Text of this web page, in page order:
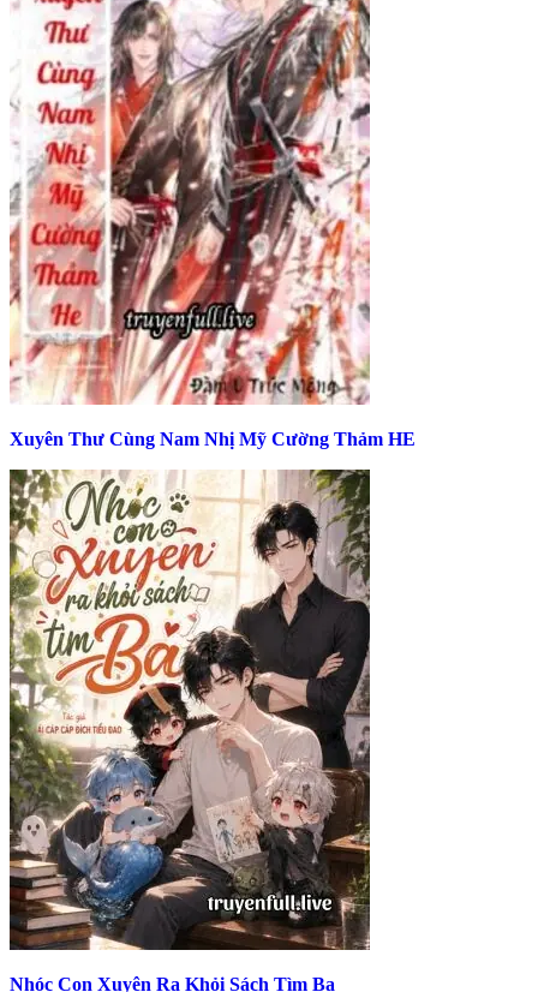
Xuyên Thư Cùng Nam Nhị Mỹ Cường Thảm HE
Nhóc Con Xuyên Ra Khỏi Sách Tìm Ba